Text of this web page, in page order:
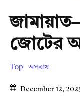
জোটের
Top অপরাধ
December 12,